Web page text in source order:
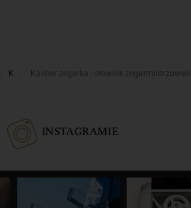
K Kaliber zegarka - słownik zegarmistrzowski
INSTAGRAMIE